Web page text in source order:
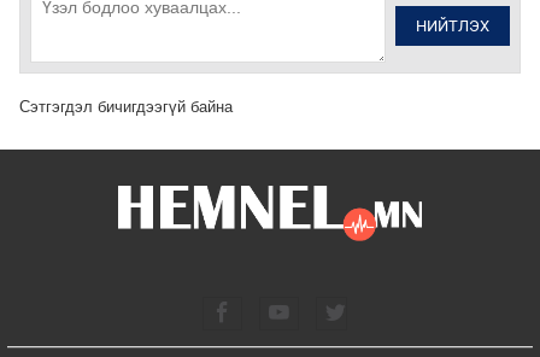
НИЙТЛЭХ
Сэтгэгдэл бичигдээгүй байна